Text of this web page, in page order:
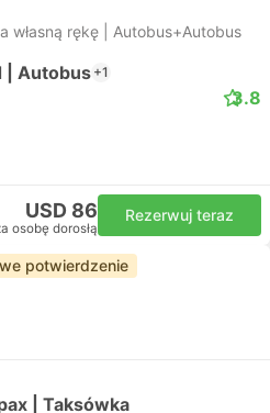
własną rękę | Autobus+Autobus
| Autobus+1
3.8
USD 86
osobę dorosłą
Rezerwuj teraz
potwierdzenie
| Taksówka